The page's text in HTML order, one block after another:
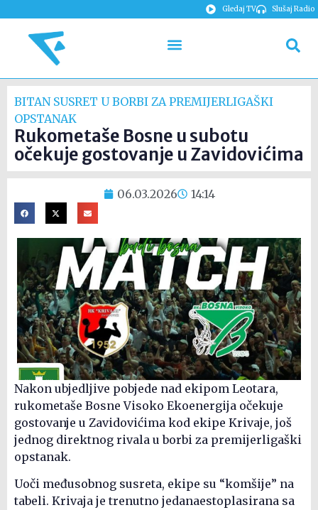
Gledaj TV Slušaj Radio
BITAN SUSRET U BORBI ZA PREMIJERLIGAŠKI
OPSTANAK
Rukometaše Bosne u subotu
očekuje gostovanje u Zavidovićima
06.03.2026 14:14
Nakon ubjedljive pobjede nad ekipom Leotara,
rukometaše Bosne Visoko Ekoenergija očekuje
gostovanje u Zavidovićima kod ekipe Krivaje, još
jednog direktnog rivala u borbi za premijerligaški
opstanak.
Uoči međusobnog susreta, ekipe su “komšije” na
tabeli. Krivaja je trenutno jedanaestoplasirana sa